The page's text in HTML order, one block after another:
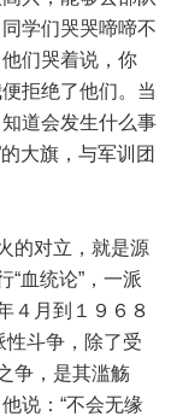
学们哭哭啼啼不
们哭着说，你
拒绝了他们。当
道会发生什么事
大旗，与军训团
的对立，就是源
“血统论”，一派
４月到１９６８
性斗争，除了受
争，是其滥觞
说：“不会无缘